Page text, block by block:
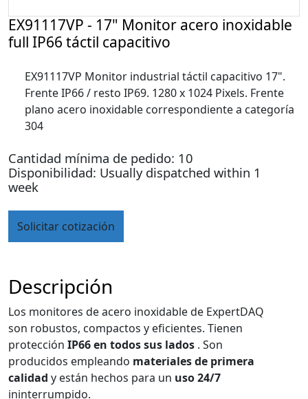
EX91117VP - 17" Monitor acero inoxidable
full IP66 táctil capacitivo
EX91117VP Monitor industrial táctil capacitivo 17".
Frente IP66 / resto IP69. 1280 x 1024 Pixels. Frente
plano acero inoxidable correspondiente a categoría
304
Cantidad mínima de pedido: 10
Disponibilidad: Usually dispatched within 1
week
Solicitar cotización
Descripción
Los monitores de acero inoxidable de ExpertDAQ
son robustos, compactos y eficientes. Tienen
protección IP66 en todos sus lados . Son
producidos empleando materiales de primera
calidad y están hechos para un uso 24/7
ininterrumpido.